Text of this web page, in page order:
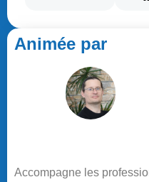
Animée par
Accompagne les